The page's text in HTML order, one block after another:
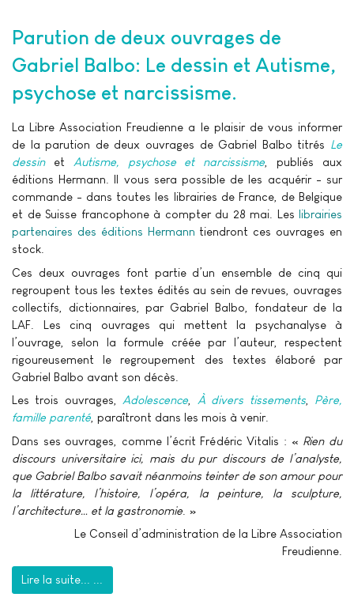
Parution de deux ouvrages de
Gabriel Balbo: Le dessin et Autisme,
psychose et narcissisme.
La Libre Association Freudienne a le plaisir de vous informer
de la parution de deux ouvrages de Gabriel Balbo titrés Le
dessinet Autisme, psychose et narcissisme , publiés aux
éditions Hermann. Il vous sera possible de les acquérir - sur
commande - dans toutes les librairies de France, de Belgique
et de Suisse francophone à compter du 28 mai. Les librairies
partenaires des éditions Hermann tiendront ces ouvrages en
stock.
Ces deux ouvrages font partie d’un ensemble de cinq qui
regroupent tous les textes édités au sein de revues, ouvrages
collectifs, dictionnaires, par Gabriel Balbo, fondateur de la
LAF. Les cinq ouvrages qui mettent la psychanalyse à
l’ouvrage, selon la formule créée par l’auteur, respectent
rigoureusement le regroupement des textes élaboré par
Gabriel Balbo avant son décès.
Les trois ouvrages, Adolescence À divers tissements, Père,
famille parenté , paraîtront dans les mois à venir.
Dans ses ouvrages, comme l’écrit Frédéric Vitalis : « Rien du
discours universitaire ici, mais du pur discours de l’analyste,
que Gabriel Balbo savait néanmoins teinter de son amour pour
la littérature, l’histoire, l’opéra, la peinture, la sculpture,
l’architecture… et la gastronomie . »
Le Conseil d’administration de la Libre Association
Freudienne.
Lire la suite... ...